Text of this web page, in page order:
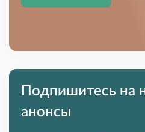
Подпишитесь на
анонсы